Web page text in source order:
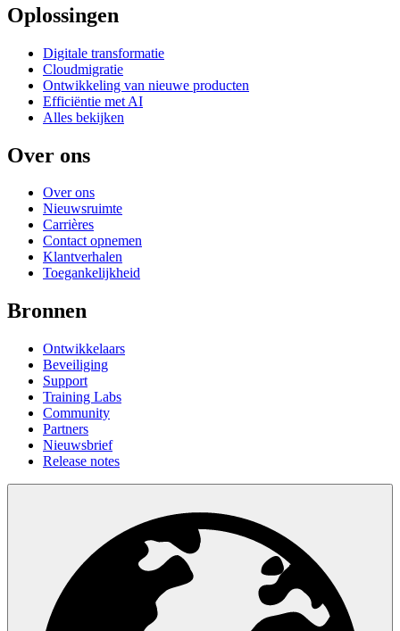
Oplossingen
Digitale transformatie
Cloudmigratie
Ontwikkeling van nieuwe producten
Efficiëntie met AI
Alles bekijken
Over ons
Over ons
Nieuwsruimte
Carrières
Contact opnemen
Klantverhalen
Toegankelijkheid
Bronnen
Ontwikkelaars
Beveiliging
Support
Training Labs
Community
Partners
Nieuwsbrief
Release notes